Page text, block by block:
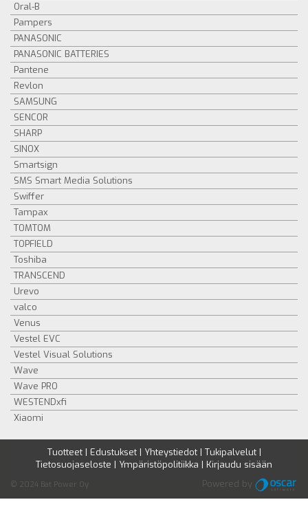
Oral-B
Pampers
PANASONIC
PANASONIC BATTERIES
Pantene
Revlon
SAMSUNG
SENCOR
SHARP
SINOX
Smartsign
SMS Smart Media Solutions
Swiffer
Tampax
TOMTOM
TOPFIELD
Toshiba
TRANSCEND
Urevo
valco
Venus
Vestel EVC
Vestel Visual Solutions
Wave
Wave PRO
WESTENDxfi
Xiaomi
Tuotteet| Edustukset| Yhteystiedot| Tukipalvelut|
Tietosuojaseloste | Ympäristöpolitiikka | Kirjaudu sisään
© 2024 Bat Power Oy Powered by